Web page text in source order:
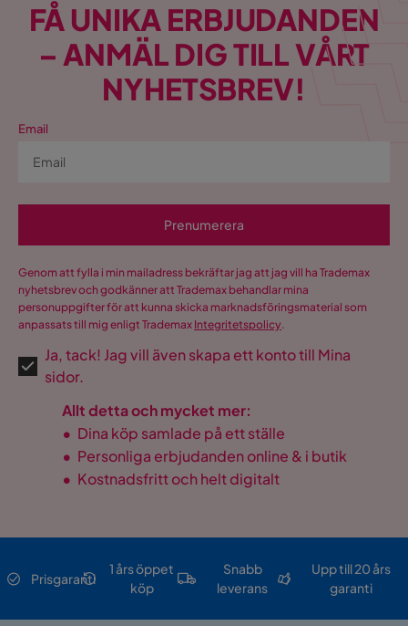
FÅ UNIKA ERBJUDANDEN
– ANMÄL DIG TILL VÅRT
NYHETSBREV!
Email
Prenumerera
Genom att fylla i min mailadress bekräftar jag att jag vill ha Trademax
nyhetsbrev och godkänner att Trademax behandlar mina
personuppgifter för att kunna skicka marknadsföringsmaterial som
anpassats till mig enligt Trademax Integritetspolicy.
Ja, tack! Jag vill även skapa ett konto till Mina
sidor.
Allt detta och mycket mer:
• Dina köp samlade på ett ställe
• Personliga erbjudanden online & i butik
• Kostnadsfritt och helt digitalt
Prisgaranti
1 års öppet
köp
Snabb
leverans
Upp till 20 års
garanti